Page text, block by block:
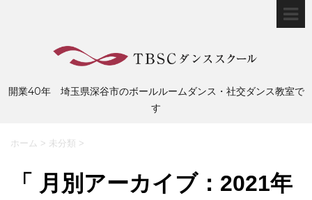
開業40年 埼玉県深谷市のボールルームダンス・社交ダンス教室で
す
ホーム > 未分類 >
「 月別アーカイブ：2021年